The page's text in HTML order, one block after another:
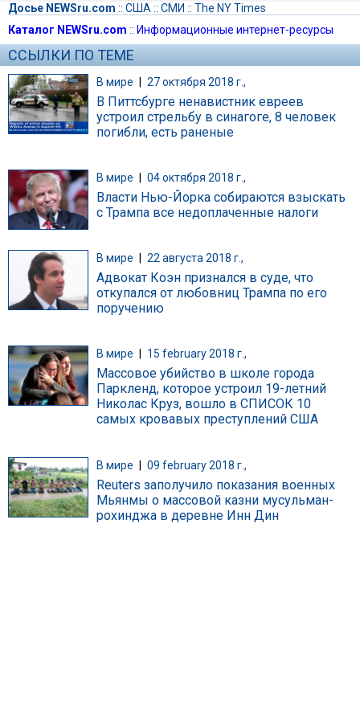
Досье NEWSru.com :: США :: СМИ :: The NY Times
Каталог NEWSru.com :: Информационные интернет-ресурсы
ССЫЛКИ ПО ТЕМЕ
В мире | 27 октября 2018 г.,
В Питтсбурге ненавистник евреев
устроил стрельбу в синагоге, 8 человек
погибли, есть раненые
В мире 04 октября 2018 г.,
Власти Нью-Йорка собираются взыскать
с Трампа все недоплаченные налоги
В мире 22 августа 2018 г.,
Адвокат Коэн признался в суде, что
откупался от любовниц Трампа по его
поручению
В мире 15 february 2018 г.,
Массовое убийство в школе города
Паркленд, которое устроил 19-летний
Николас Круз, вошло в СПИСОК 10
самых кровавых преступлений США
В мире | 09 february 2018 г.,
Reuters заполучило показания военных
Мьянмы о массовой казни мусульман-
рохинджа в деревне Инн Дин